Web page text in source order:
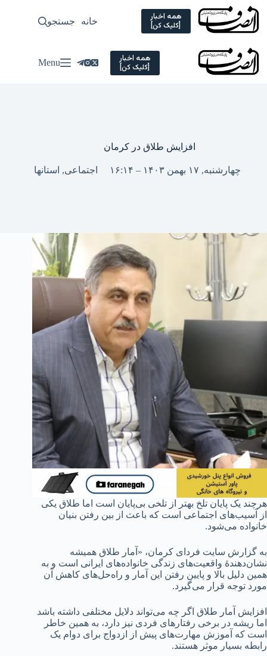
Skip
content
همه اخبار
[کلیک کن] خانه سیاسی
جستجو
همه اخبار
[کلیک کن] Menu
افزایش طلاق در کرمان
چهارشنبه, ۱۷ بهمن ۱۴۰۳ – ۱۶:۱۴ اجتماعی, استانها
هرچند یک پایان تلخ بهتر از تلخی بی‌پایان است اما طلاق یکی
از آسیب‌های اجتماعی است که باعث از بین رفتن بنیان
خانواده می‌شود.
به گزارش سایت فردای کرمان، «آمار طلاق همیشه
نشان‌دهندۀ واقعیت‌های زندگی خانواده‌های ایرانی است و به
همین دلیل بالا و پایین رفتن این آمار و راه‌حل‌های کاهش آن
مورد توجه قرار می‌گیرد.
افزایش آمار طلاق اگر چه می‌تواند دلایل مختلفی داشته باشد
اما ریشه در برخی رفتارهای فردی نیز دارد، به همین خاطر
است که آموزش مهارت‌های پیش از ازدواج برای دوام یک
رابطه بسیار موثر هستند.